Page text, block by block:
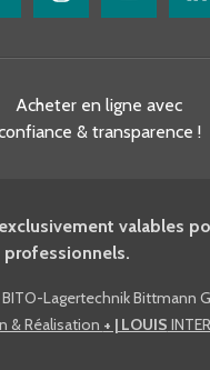
Acheter en ligne avec
& transparence !
valables
Lagertechnik Bittmann
& Réalisation + | LOUIS